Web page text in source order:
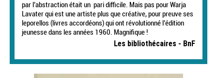
par l’abstraction était un pari difficile. Mais pas pour Warja
Lavater qui est une artiste plus que créative, pour preuve ses
leporellos (livres accordéons) qui ont révolutionné l’édition
jeunesse dans les années 1960. Magnifique !
Les bibliothécaires - BnF